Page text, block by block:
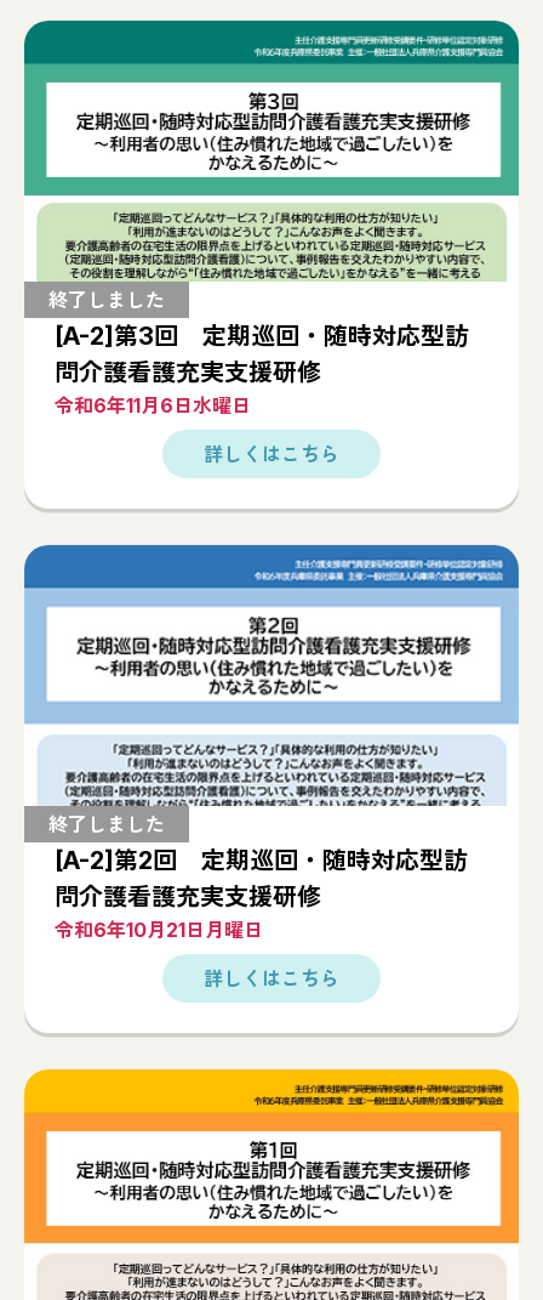
[A-2]第3回 定期巡回・随時対応型訪
問介護看護充実支援研修
令和6年11月6日水曜日
[A-2]第2回 定期巡回・随時対応型訪
問介護看護充実支援研修
令和6年10月21日月曜日